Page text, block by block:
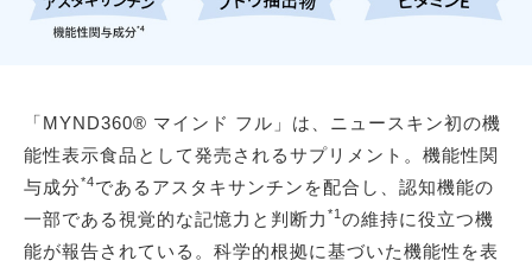
「MYND360® マインド フル」は、ニュースキン初の機
能性表示食品として発売されるサプリメント。機能性関
与成分*4であるアスタキサンチンを配合し、認知機能の
一部である視覚的な記憶力と判断力 *1 の維持に役立つ機
能が報告されている。科学的根拠に基づいた機能性を表